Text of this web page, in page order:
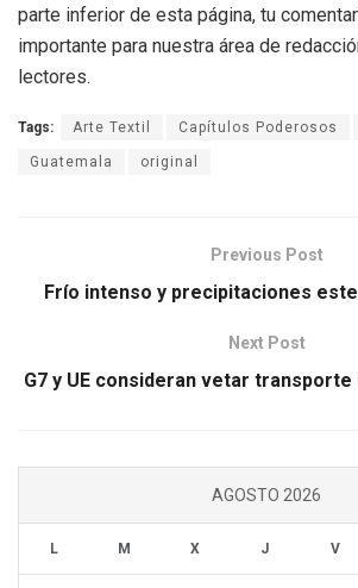
parte inferior de esta página, tu
importante para nuestra área de
lectores.
Tags: Arte Textil Capítulos Poderosos
Guatemala original
Previous Post
Frío intenso y precipitaciones
Next Post
G7 y UE consideran vetar
AGOSTO 2026
L M X J V